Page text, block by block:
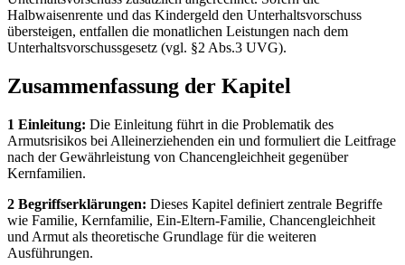
Halbwaisenrente und das Kindergeld den Unterhaltsvorschuss
übersteigen, entfallen die monatlichen Leistungen nach dem
Unterhaltsvorschussgesetz (vgl. §2 Abs.3 UVG).
Zusammenfassung der Kapitel
1 Einleitung: Die Einleitung führt in die Problematik des
Armutsrisikos bei Alleinerziehenden ein und formuliert die Leitfrage
nach der Gewährleistung von Chancengleichheit gegenüber
Kernfamilien.
2 Begriffserklärungen: Dieses Kapitel definiert zentrale Begriffe
wie Familie, Kernfamilie, Ein-Eltern-Familie, Chancengleichheit
und Armut als theoretische Grundlage für die weiteren
Ausführungen.